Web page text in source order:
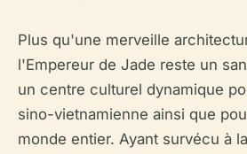
Plus qu'une merveille
l'Empereur de Jade reste un
un centre culturel dynamique
sino-vietnamienne ainsi que
monde entier. Ayant survécu à